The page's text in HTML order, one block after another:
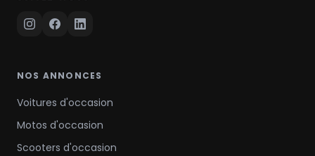
NOS ANNONCES
Voitures d'occasion
Motos d'occasion
Scooters d'occasion